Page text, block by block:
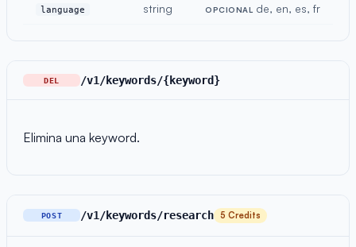
language string OPCIONAL de, en, es, fr
DEL /v1/keywords/{keyword}
Elimina una keyword.
POST /v1/keywords/research 5 Credits